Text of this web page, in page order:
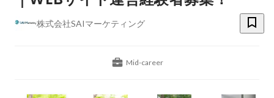
株式会社SAIマーケティング
Mid-career